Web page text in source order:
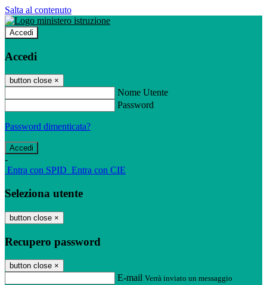
Salta al contenuto
Accedi
Accedi
button close ×
Nome Utente
Password
Password dimenticata?
-
Entra con SPID Entra con CIE
Seleziona utente
button close ×
Recupero password
button close ×
E-mail Verrà inviato un messaggio